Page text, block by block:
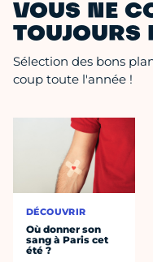
VOUS NE
TOUJOURS
Sélection des bons
coup toute l'année !
DÉCOUVRIR
Où donner son
sang à Paris cet
été ?